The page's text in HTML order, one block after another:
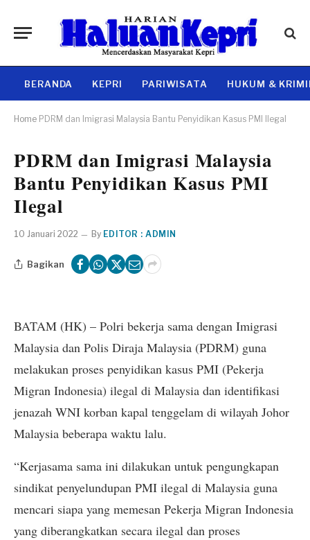
BERANDA KEPRI PARIWISATA HUKUM &
Home PDRM dan Imigrasi Malaysia Bantu Penyidikan Kasus PMI Ilegal
PDRM dan Imigrasi Malaysia
Bantu Penyidikan Kasus PMI
Ilegal
10 Januari 2022 By EDITOR : ADMIN
Bagikan
BATAM (HK) – Polri bekerja sama dengan Imigrasi
Malaysia dan Polis Diraja Malaysia (PDRM) guna
melakukan proses penyidikan kasus PMI (Pekerja
Migran Indonesia) ilegal di Malaysia dan identifikasi
jenazah WNI korban kapal tenggelam di wilayah Johor
Malaysia beberapa waktu lalu.
“Kerjasama sama ini dilakukan untuk pengungkapan
sindikat penyelundupan PMI ilegal di Malaysia guna
mencari siapa yang memesan Pekerja Migran Indonesia
yang diberangkatkan secara ilegal dan proses